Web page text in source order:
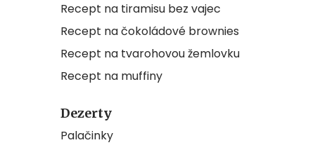
Recept na tiramisu bez vajec
Recept na čokoládové brownies
Recept na tvarohovou žemlovku
Recept na muffiny
Dezerty
Palačinky